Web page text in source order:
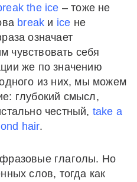
the ice – тоже не
break и ice не
означает
чувствовать себя
же по значению
из них, мы можем
глубокий смысл,
честный, take a
hair.
глаголы. Но
слов, тогда как